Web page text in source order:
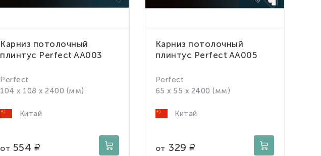
Карниз потолочный
плинтус Perfect AA003
Perfect
104 x 108 x 2400 (мм)
Китай
от 554
Карниз потолочный
плинтус Perfect AA005
Perfect
65 x 55 x 2400 (мм)
Китай
от 329